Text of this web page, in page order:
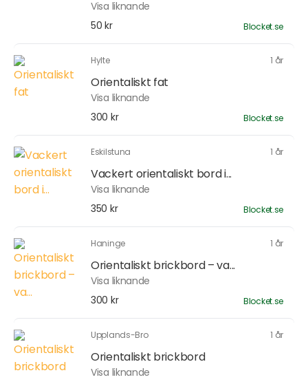
Visa liknande
50 kr
Blocket.se
Hylte 1 år
Orientaliskt fat
Visa liknande
300 kr
Blocket.se
Eskilstuna 1 år
Vackert orientaliskt bord i...
Visa liknande
350 kr
Blocket.se
Haninge 1 år
Orientaliskt brickbord – va...
Visa liknande
300 kr
Blocket.se
Upplands-Bro 1 år
Orientaliskt brickbord
Visa liknande